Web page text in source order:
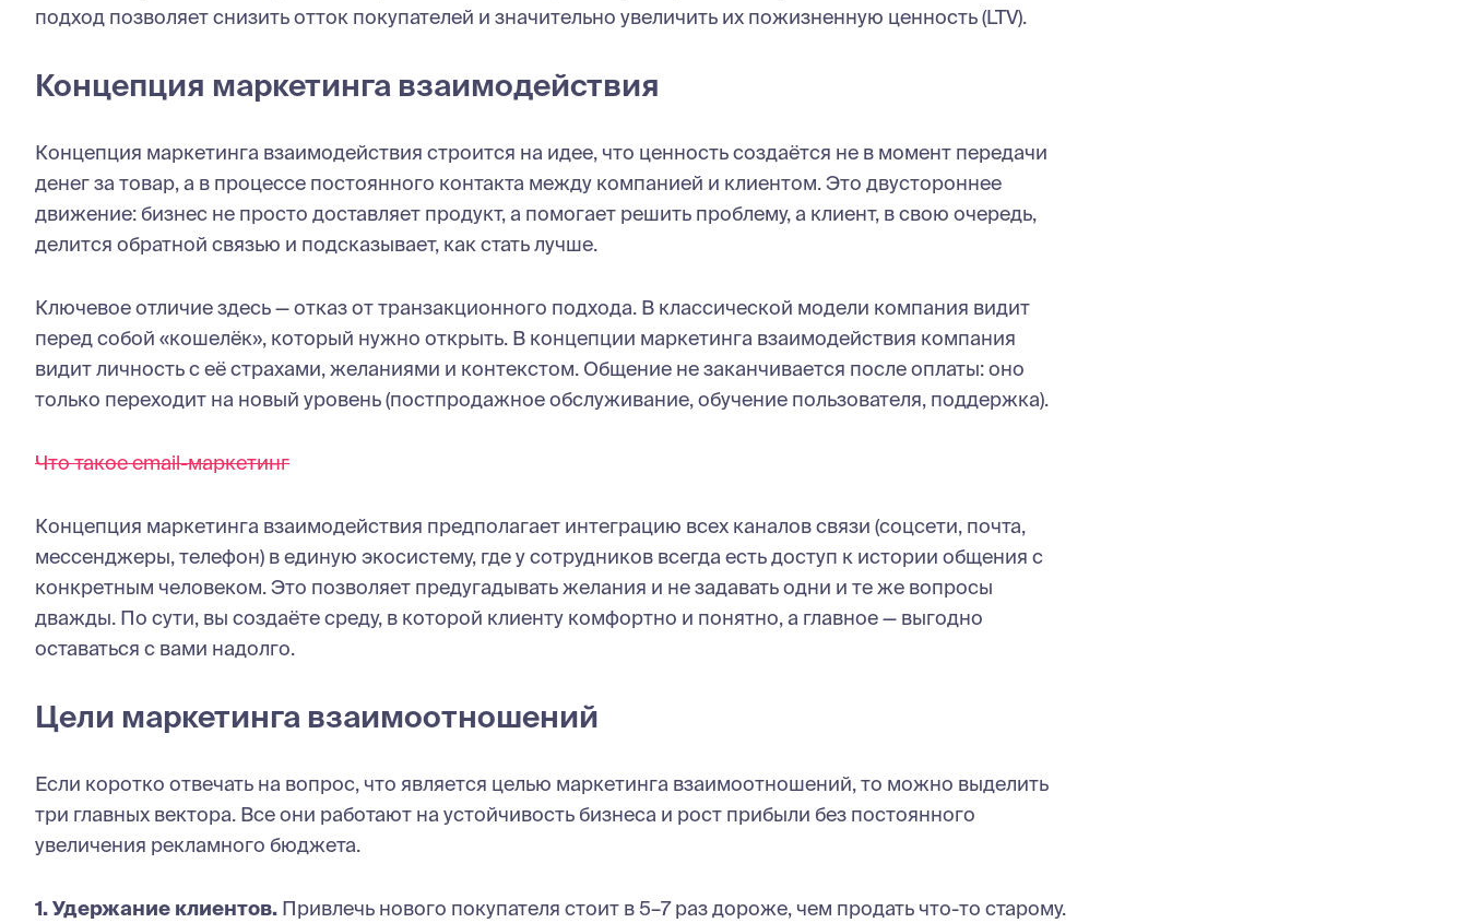
подход позволяет снизить отток покупателей и значительно увеличить их пожизненную ценность (LTV).
Концепция маркетинга взаимодействия
Концепция маркетинга взаимодействия строится на идее, что ценность создаётся не в момент передачи
денег за товар, а в процессе постоянного контакта между компанией и клиентом. Это двустороннее
движение: бизнес не просто доставляет продукт, а помогает решить проблему, а клиент, в свою очередь,
делится обратной связью и подсказывает, как стать лучше.
Ключевое отличие здесь — отказ от транзакционного подхода. В классической модели компания видит
перед собой «кошелёк», который нужно открыть. В концепции маркетинга взаимодействия компания
видит личность с её страхами, желаниями и контекстом. Общение не заканчивается после оплаты: оно
только переходит на новый уровень (постпродажное обслуживание, обучение пользователя, поддержка).
Что такое email-маркетинг
Концепция маркетинга взаимодействия предполагает интеграцию всех каналов связи (соцсети, почта,
мессенджеры, телефон) в единую экосистему, где у сотрудников всегда есть доступ к истории общения с
конкретным человеком. Это позволяет предугадывать желания и не задавать одни и те же вопросы
дважды. По сути, вы создаёте среду, в которой клиенту комфортно и понятно, а главное — выгодно
оставаться с вами надолго.
Цели маркетинга взаимоотношений
Если коротко отвечать на вопрос, что является целью маркетинга взаимоотношений, то можно выделить
три главных вектора. Все они работают на устойчивость бизнеса и рост прибыли без постоянного
увеличения рекламного бюджета.
1. Удержание клиентов. Привлечь нового покупателя стоит в 5–7 раз дороже, чем продать что-то старому.